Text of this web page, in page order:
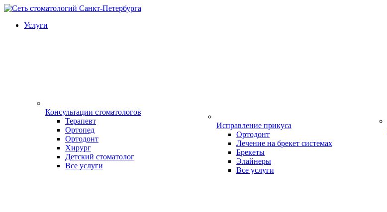
Услуги
Консультации стоматологов
Терапевт
Ортопед
Ортодонт
Хирург
Детский стоматолог
Все услуги
Исправление прикуса
Ортодонт
Лечение на брекет системах
Брекеты
Элайнеры
Все услуги